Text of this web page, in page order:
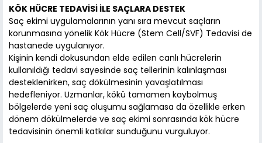
KÖK HÜCRE TEDAVİSİ İLE SAÇLARA DESTEK
Saç ekimi uygulamalarının yanı sıra mevcut saçların
korunmasına yönelik Kök Hücre (Stem Cell/SVF) Tedavisi de
hastanede uygulanıyor.
Kişinin kendi dokusundan elde edilen canlı hücrelerin
kullanıldığı tedavi sayesinde saç tellerinin kalınlaşması
desteklenirken, saç dökülmesinin yavaşlatılması
hedefleniyor. Uzmanlar, kökü tamamen kaybolmuş
bölgelerde yeni saç oluşumu sağlamasa da özellikle erken
dönem dökülmelerde ve saç ekimi sonrasında kök hücre
tedavisinin önemli katkılar sunduğunu vurguluyor.